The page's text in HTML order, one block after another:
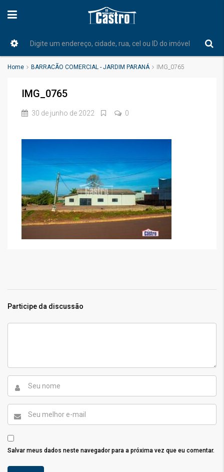
Home BARRACÃO COMERCIAL - JARDIM PARANÁ IMG_0765
IMG_0765
30 de junho de 2022 0
Participe da discussão
Salvar meus dados neste navegador para a próxima vez que eu comentar.